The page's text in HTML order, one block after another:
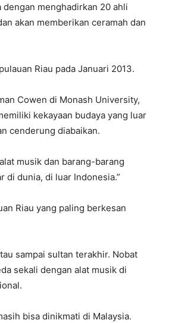
menghadirkan 20 ahli
akan memberikan ceramah dan
Riau pada Januari 2013.
Cowen di Monash University,
kekayaan budaya yang luar
cenderung diabaikan.
musik dan barang-barang
di dunia, di luar Indonesia.”
Riau yang paling berkesan
sampai sultan terakhir. Nobat
sekali dengan alat musik di
bisa dinikmati di Malaysia.